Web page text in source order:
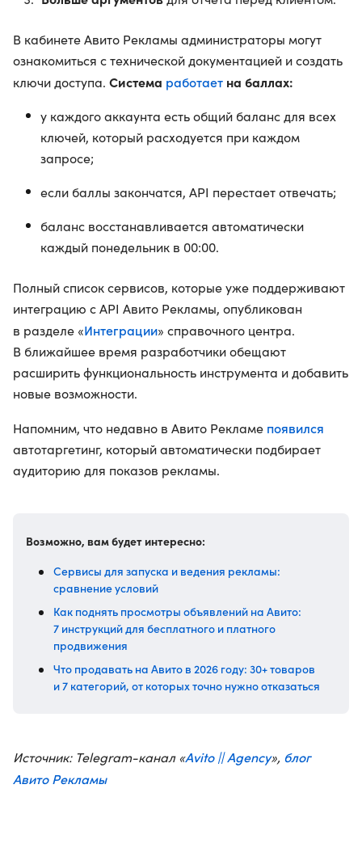
В кабинете Авито Рекламы администраторы могут
ознакомиться с технической документацией и создать
ключи доступа. Система работает на баллах:
у каждого аккаунта есть общий баланс для всех
ключей, который расходуется при каждом
запросе;
если баллы закончатся, API перестает отвечать;
баланс восстанавливается автоматически
каждый понедельник в 00:00.
Полный список сервисов, которые уже поддерживают
интеграцию с API Авито Рекламы, опубликован
в разделе «Интеграции» справочного центра.
В ближайшее время разработчики обещают
расширить функциональность инструмента и добавить
новые возможности.
Напомним, что недавно в Авито Рекламе появился
автотаргетинг, который автоматически подбирает
аудиторию для показов рекламы.
Возможно, вам будет интересно:
Сервисы для запуска и ведения рекламы:
сравнение условий
Как поднять просмотры объявлений на Авито:
7 инструкций для бесплатного и платного
продвижения
Что продавать на Авито в 2026 году: 30+ товаров
и 7 категорий, от которых точно нужно отказаться
Источник: Telegram-канал «Avito || Agency», блог
Авито Рекламы